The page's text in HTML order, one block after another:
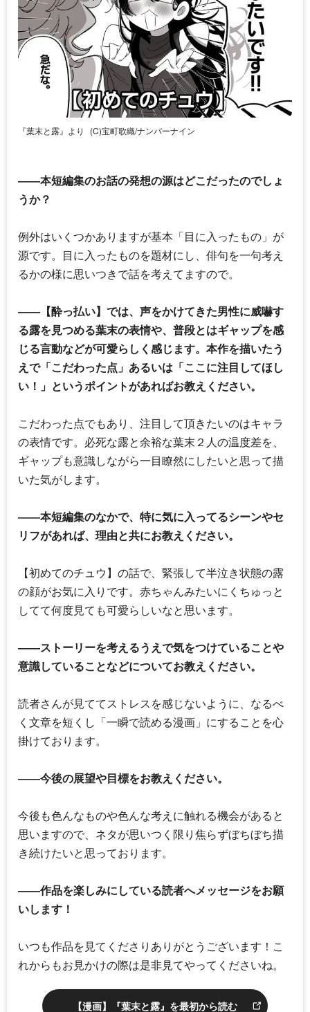
『葉末と露』より (C)宝町歌織/ナンバーナイン
――本短編集のお話の発想の源はどこだったのでしょ
うか？
例外はいくつかありますが基本「目に入ったもの」が
源です。目に入ったものを題材にし、俳句を一句考え
るかの様に思いつきで話を考えてますので。
――【酔っ払い】では、声をかけてきた男性に威嚇す
る露を見つめる葉末の表情や、普段とはギャップを感
じる言動などが可愛らしく感じます。本作を描いたう
えで「こだわった点」あるいは「ここに注目してほし
い！」というポイントがあればお教えください。
こだわった点でもあり、注目して頂きたいのはキャラ
の表情です。必死な露と余裕な葉末２人の温度差を、
ギャップも意識しながら一目瞭然にしたいと思って描
いた気がします。
――本短編集のなかで、特に気に入ってるシーンやセ
リフがあれば、理由と共にお教えください。
【初めてのチュウ】の話で、緊張して半泣き状態の露
の顔がお気に入りです。赤ちゃんみたいにくちゅっと
してて何度見ても可愛らしいなと思います。
――ストーリーを考えるうえで気をつけていることや
意識していることなどについてお教えください。
読者さんが見ててストレスを感じないように、なるべ
く文章を短くし「一瞬で読める漫画」にすることを心
掛けております。
――今後の展望や目標をお教えください。
今後も色んなものや色んな考えに触れる機会があると
思いますので、ネタが思いつく限り焦らずぼちぼち描
き続けたいと思っております。
――作品を楽しみにしている読者へメッセージをお願
いします！
いつも作品を見てくださりありがとうございます！こ
れからもお見かけの際は是非見てやってくださいね。
【漫画】『葉末と露』を最初から読む